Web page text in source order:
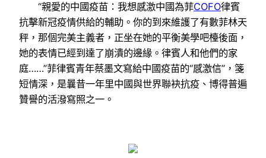
“親愛的中國疫苗：我想感激中國為菲COFO律賓
抗擊新冠疫情供給的輔助。你的到來維護了有數菲林天
秤，那個完美主義者，正坐在她的平衡美學吧檯後面，
她的表情已經到達了崩潰的邊緣。律賓人和他們的家
庭……”菲律賓青年蔡墨文寫給中國疫苗的“感激信”，箋
短情深，是曩昔一年里中國與世界聯袂抗疫、博得普遍
贊譽的活潑寫照之一。